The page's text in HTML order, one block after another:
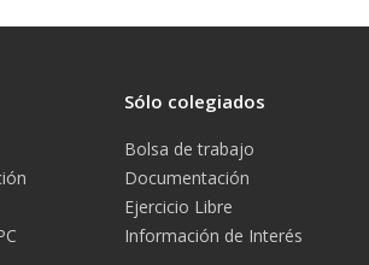
Sólo colegiados
Bolsa de trabajo
Documentación
Ejercicio Libre
Información de Interés